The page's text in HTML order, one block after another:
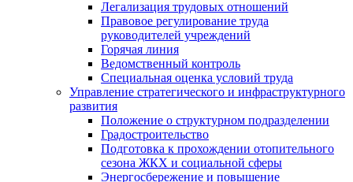
Легализация трудовых отношений
Правовое регулирование труда
руководителей учреждений
Горячая линия
Ведомственный контроль
Специальная оценка условий труда
Управление стратегического и инфраструктурного
развития
Положение о структурном подразделении
Градостроительство
Подготовка к прохождении отопительного
сезона ЖКХ и социальной сферы
Энергосбережение и повышение